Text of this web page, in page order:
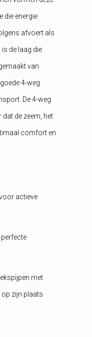
die energie
afvoert als
de laag die
van
4-weg
De 4-weg
de zeem, het
comfort en
actieve
met
zijn plaats